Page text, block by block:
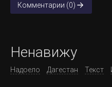
Комментарии (0)
Ненавижу
Надоело Дагестан Текст